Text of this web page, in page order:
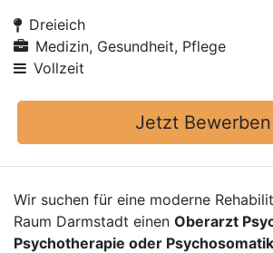
Dreieich
Medizin, Gesundheit, Pflege
Vollzeit
Jetzt Bewerben
Wir suchen für eine moderne
Raum Darmstadt einen Oberarzt
Psychotherapie oder